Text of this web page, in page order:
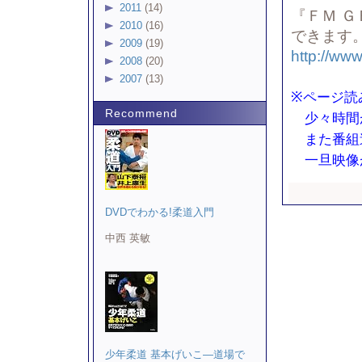
『ＦＭ
できます
http://
※ページ読
少々時間
また番組
一旦映像
2011 (14)
2010 (16)
2009 (19)
2008 (20)
2007 (13)
Recommend
DVDでわかる!柔道入門
中西 英敏
少年柔道 基本げいこ―道場で